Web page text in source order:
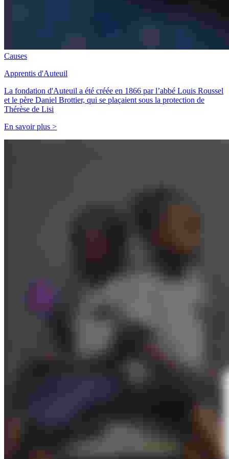
Causes
Apprentis d'Auteuil
La fondation d'Auteuil a été créée en 1866 par l’abbé Louis Roussel
et le père Daniel Brottier, qui se plaçaient sous la protection de
Thérèse de Lisi
En savoir plus >